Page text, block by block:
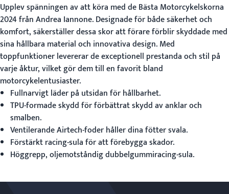
Upplev spänningen av att köra med deBästa Motorcykelskorna
2024från Andrea Iannone. Designade för både säkerhet och
komfort, säkerställer dessa skor att förare förblir skyddade med
sina hållbara material och innovativa design. Med
toppfunktioner levererar de exceptionell prestanda och stil på
varje åktur, vilket gör dem till en favorit bland
motorcykelentusiaster.
Fullnarvigt läder på utsidan för hållbarhet.
TPU-formade skydd för förbättrat skydd av anklar och
smalben.
Ventilerande Airtech-foder håller dina fötter svala.
Förstärkt racing-sula för att förebygga skador.
Höggrepp, oljemotståndig dubbelgummiracing-sula.